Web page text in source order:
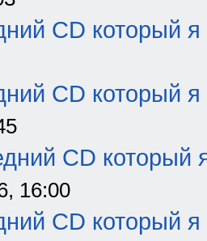
CD который я
CD который я
CD который
16:00
CD который я